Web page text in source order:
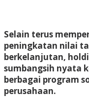
Selain terus
peningkatan nilai
berkelanjutan,
sumbangsih nyata
berbagai program
perusahaan.